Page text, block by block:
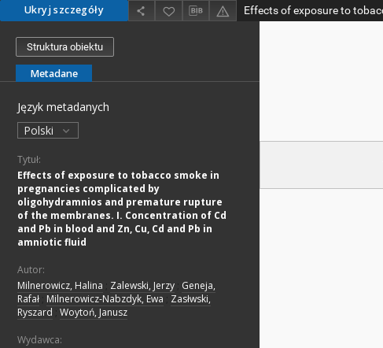
Ukryj szczegóły
Struktura obiektu
Metadane
Język metadanych
Polski
Tytuł:
Effects of exposure to tobacco smoke in
pregnancies complicated by
oligohydramnios and premature rupture
of the membranes. I. Concentration of Cd
and Pb in blood and Zn, Cu, Cd and Pb in
amniotic fluid
Autor:
Milnerowicz, Halina
Zalewski, Jerzy Geneja,
Rafał Milnerowicz-Nabzdyk, Ewa
Zasłwski,
Ryszard Woytoń, Janusz
Wydawca: